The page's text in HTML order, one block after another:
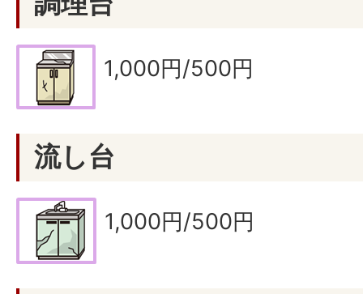
1,000円/500円
流し台
1,000円/500円